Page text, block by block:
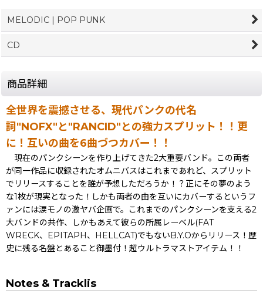
MELODIC | POP PUNK
CD
商品詳細
全世界を震撼させる、現代パンクの代名
詞"NOFX"と"RANCID"との強力スプリット！！更
に！互いの曲を6曲づつカバー！！
現在のパンクシーンを作り上げてきた2大重要バンド。この両者
が同一作品に収録されたオムニバスはこれまであれど、スプリット
でリリースすることを誰が予想しただろうか！？正にその夢のよう
な1枚が現実となった！しかも両者の曲を互いにカバーするというフ
ァンには涙モノの激ヤバ企画で。これまでのパンクシーンを支える2
大バンドの共作、しかもあえて彼らの所属レーベル(FAT
WRECK、EPITAPH、HELLCAT)でもないB.Y.Oからリリース！歴
史に残る名盤とあること御墨付！超ウルトラマストアイテム！！
Notes & Tracklis